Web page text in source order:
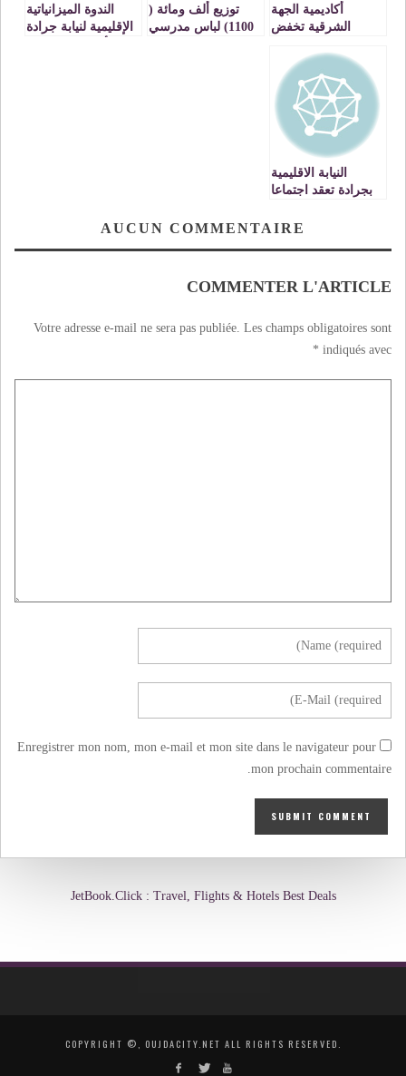
أكاديمية الجهة
الشرقية تخفض
قياسا مع تعويضات
الموسم السابق
توزيع ألف ومائة (
1100) لباس مدرسي
الندوة الميزانياتية
الإقليمية لنيابة جرادة
النيابة الاقليمية
بجرادة تعقد اجتماعا
لحصيلة الإعدادAUCUN COMMENTAIRE
COMMENTER L'ARTICLE
Votre adresse e-mail ne sera pas publiée. Les champs obligatoires sont
indiqués avec
*
Enregistrer mon nom, mon e-mail et mon site dans le navigateur pour
mon prochain commentaire.
JetBook.Click : Travel, Flights & Hotels Best Deals
COPYRIGHT ©, OUJDACITY.NET ALL RIGHTS RESERVED.